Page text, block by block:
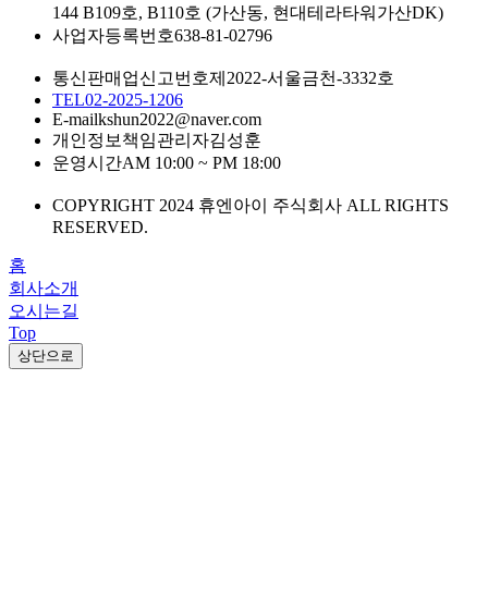
144 B109호, B110호 (가산동, 현대테라타워가산DK)
사업자등록번호638-81-02796
통신판매업신고번호제2022-서울금천-3332호
TEL02-2025-1206
E-mailkshun2022@naver.com
개인정보책임관리자김성훈
운영시간AM 10:00 ~ PM 18:00
COPYRIGHT 2024 휴엔아이 주식회사 ALL RIGHTS
RESERVED.
홈
회사소개
오시는길
Top
상단으로